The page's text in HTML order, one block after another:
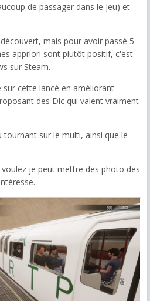
de passager dans le jeu) et
mais pour avoir passé 5
appriori sont plutôt positif, c'est
sur Steam.
cette lancé en améliorant
des Dlc qui valent vraiment
tournant sur le multi, ainsi que le
voulez je peut mettre des photo des